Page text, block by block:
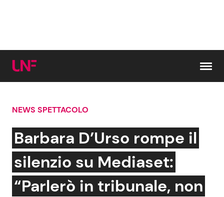
Cerca:
News e Cronaca
Attualità Italiana
Gossip e TV
Bellezze VIP
NEWS SPETTACOLO
Barbara D’Urso rompe il
silenzio su Mediaset:
“Parlerò in tribunale, non